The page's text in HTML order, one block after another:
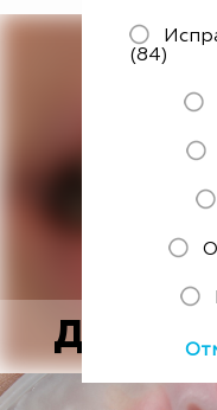
(84)
До